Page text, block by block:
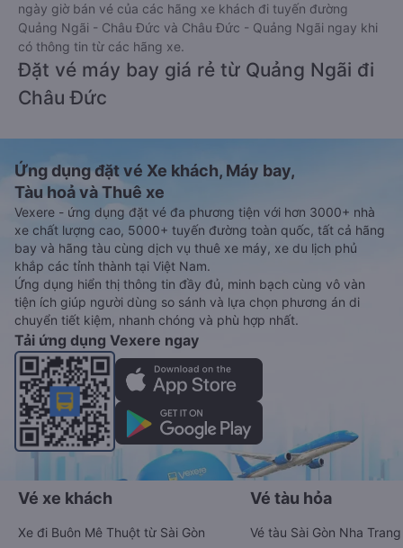
ngày giờ bán vé của các hãng xe khách đi tuyến đường
Quảng Ngãi - Châu Đức và Châu Đức - Quảng Ngãi ngay khi
có thông tin từ các hãng xe.
Đặt vé máy bay giá rẻ từ Quảng Ngãi đi
Châu Đức
Ứng dụng đặt vé Xe khách, Máy bay,
Tàu hoả và Thuê xe
Vexere - ứng dụng đặt vé đa phương tiện với hơn 3000+ nhà
xe chất lượng cao, 5000+ tuyến đường toàn quốc, tất cả hãng
bay và hãng tàu cùng dịch vụ thuê xe máy, xe du lịch phủ
khắp các tỉnh thành tại Việt Nam.
Ứng dụng hiển thị thông tin đầy đủ, minh bạch cùng vô vàn
tiện ích giúp người dùng so sánh và lựa chọn phương án di
chuyển tiết kiệm, nhanh chóng và phù hợp nhất.
Tải ứng dụng Vexere ngay
Vé xe khách
Xe đi Buôn Mê Thuột từ Sài Gòn
Vé tàu hỏa
Vé tàu Sài Gòn Nha Trang